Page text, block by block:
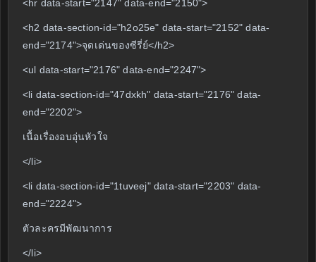
<hr data-start="2147" data-end="2150">
<h2 data-section-id="h2o25e" data-start="2152" data-
end="2174">จุดเด่นของซีรี่ย์</h2>
<ul data-start="2176" data-end="2247">
<li data-section-id="47dxkh" data-start="2176" data-
end="2202">
เนื้อเรื่องอบอุ่นหัวใจ
</li>
<li data-section-id="1tuveej" data-start="2203" data-
end="2224">
ตัวละครมีพัฒนาการ
</li>